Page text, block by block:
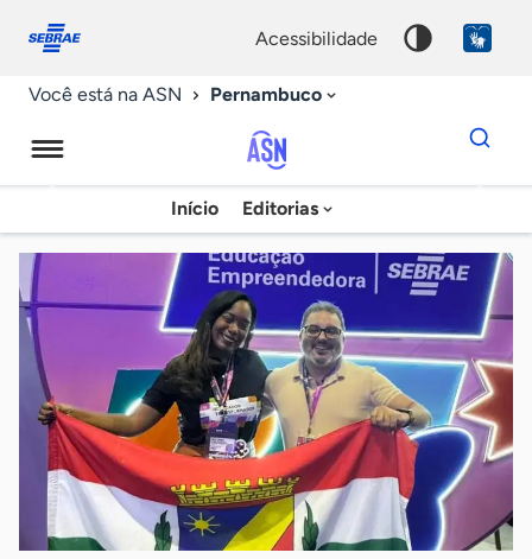
conosco
acessibilidade
Você está na ASN Pernambuco
Agência
Sebrae
de
Notícias
Início Editorias
Dados
para
chave